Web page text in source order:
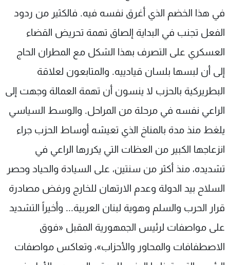
في هذا الخضم الذي أغرق نفسه فيه. فالكثير من ردود
الفعل تجنب في البداية إلصاق تهمة تحريض القضاء
العسكري على التصرف بهذا الشكل مع المطران الحاج
إلى أن لبسها بلسان قيادييه. والمتابعون لعلاقة
البطريركية بالحزب لا ينسون أن تهمة العمالة وجهت إلى
الراعي نفسه في مرحلة من المراحل. والوسط السياسي
يلغط منذ مدة بالمناخ الذي تعيشه أوساط الحزب جراء
انزعاجها الكبير من العظات التي يكررها الراعي في
تشديده، منذ أكثر من سنتين، على السيادة والحياد وحصر
السلاح بيد الدولة وعدم الارتهان للخارج ورفض مصادرة
قرار الحرب والسلم وهوية لبنان العربية... وأخيراً التشديد
على مواصفات لرئيس الجمهورية المقبل «فوق
الاصطفافات والمحاور والأحزاب»، وتعاكس مواصفات